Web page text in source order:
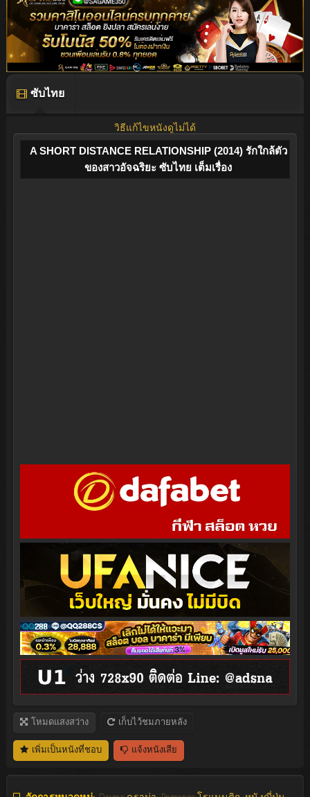
ซับไทย
วิธีแก้ไขหนังดูไม่ได้
A SHORT DISTANCE RELATIONSHIP (2014) รักใกล้ตัว
ของสาวอัจฉริยะ ซับไทย เต็มเรื่อง
โหมดแสงสว่าง เก็บไว้ชมภายหลัง
เพิ่มเป็นหนังที่ชอบ แจ้งหนังเสีย